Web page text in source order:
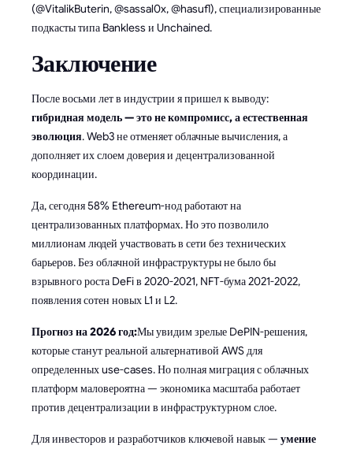
(@VitalikButerin, @sassal0x, @hasufl), специализированные
подкасты типа Bankless и Unchained.
Заключение
После восьми лет в индустрии я пришел к выводу:
гибридная модель — это не компромисс, а естественная
эволюция. Web3 не отменяет облачные вычисления, а
дополняет их слоем доверия и децентрализованной
координации.
Да, сегодня 58% Ethereum-нод работают на
централизованных платформах. Но это позволило
миллионам людей участвовать в сети без технических
барьеров. Без облачной инфраструктуры не было бы
взрывного роста DeFi в 2020-2021, NFT-бума 2021-2022,
появления сотен новых L1 и L2.
Прогноз на 2026 год:Мы увидим зрелые DePIN-решения,
которые станут реальной альтернативой AWS для
определенных use-cases. Но полная миграция с облачных
платформ маловероятна — экономика масштаба работает
против децентрализации в инфраструктурном слое.
Для инвесторов и разработчиков ключевой навык — умение